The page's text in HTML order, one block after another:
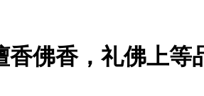
佛香，礼佛上等